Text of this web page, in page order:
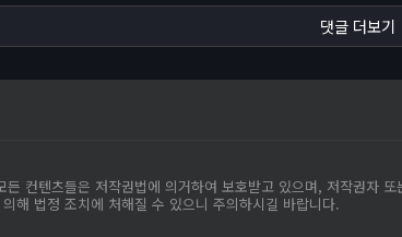
댓글 더보기
컨텐츠들은 저작권법에 의거하여 보호받고 있으며, 저작권자
해 법정 조치에 처해질 수 있으니 주의하시길 바랍니다.